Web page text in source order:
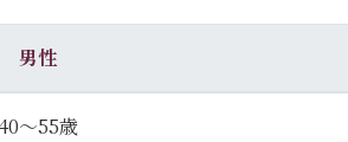
男性
～55歳